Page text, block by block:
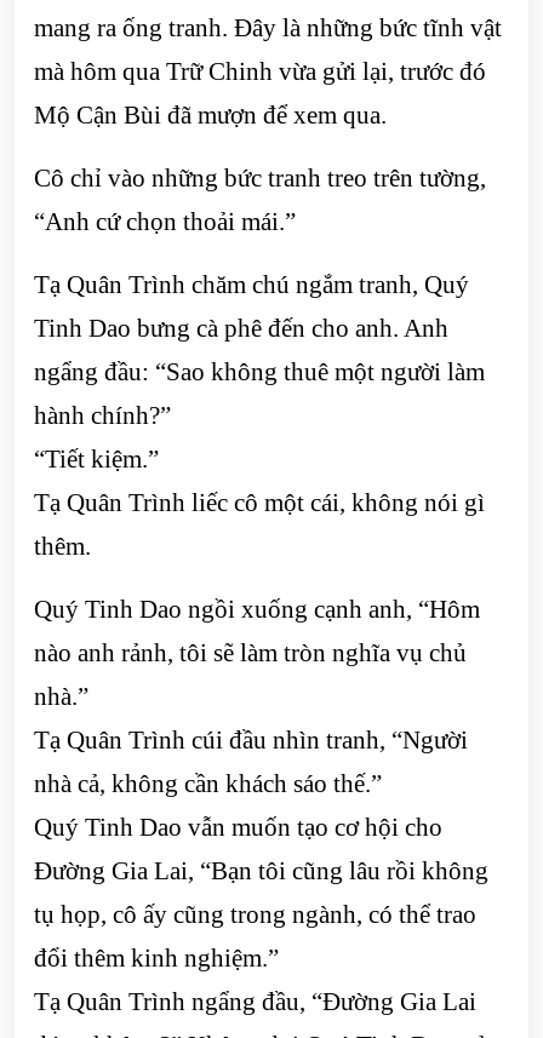
mang ra ống tranh. Đây là những bức tĩnh vật
mà hôm qua Trữ Chinh vừa gửi lại, trước đó
Mộ Cận Bùi đã mượn để xem qua.
Cô chỉ vào những bức tranh treo trên tường,
“Anh cứ chọn thoải mái.”
Tạ Quân Trình chăm chú ngắm tranh, Quý
Tinh Dao bưng cà phê đến cho anh. Anh
ngẩng đầu: “Sao không thuê một người làm
hành chính?”
“Tiết kiệm.”
Tạ Quân Trình liếc cô một cái, không nói gì
thêm.
Quý Tinh Dao ngồi xuống cạnh anh, “Hôm
nào anh rảnh, tôi sẽ làm tròn nghĩa vụ chủ
nhà.”
Tạ Quân Trình cúi đầu nhìn tranh, “Người
nhà cả, không cần khách sáo thế.”
Quý Tinh Dao vẫn muốn tạo cơ hội cho
Đường Gia Lai, “Bạn tôi cũng lâu rồi không
tụ họp, cô ấy cũng trong ngành, có thể trao
đổi thêm kinh nghiệm.”
Tạ Quân Trình ngẩng đầu, “Đường Gia Lai